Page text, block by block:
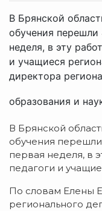
В Брянской
обучения перешли
неделя, в эту
и учащиеся
директора
образования и
В Брянской
обучения
первая неделя, в
педагоги и
По словам Елены
регионального